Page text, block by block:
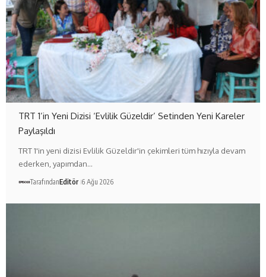
TRT 1’in Yeni Dizisi ‘Evlilik Güzeldir’ Setinden Yeni Kareler
Paylaşıldı
TRT 1'in yeni dizisi Evlilik Güzeldir'in çekimleri tüm hızıyla devam
ederken, yapımdan…
TarafındanEditör 6 Ağu 2026